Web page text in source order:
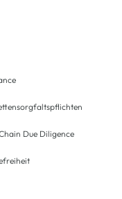
Due Diligence